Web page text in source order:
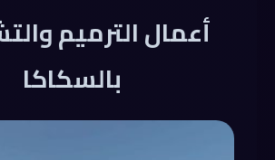
أعمال الترميم
بالسكاكا